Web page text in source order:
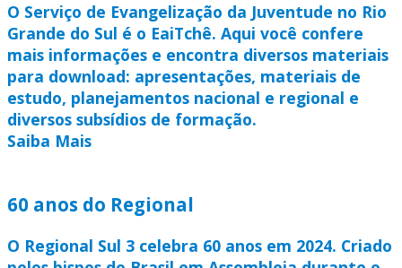
O Serviço de Evangelização da Juventude no Rio
Grande do Sul é o EaiTchê. Aqui você confere
mais informações e encontra diversos materiais
para download: apresentações, materiais de
estudo, planejamentos nacional e regional e
diversos subsídios de formação.
Saiba Mais
60 anos do Regional
O Regional Sul 3 celebra 60 anos em 2024. Criado